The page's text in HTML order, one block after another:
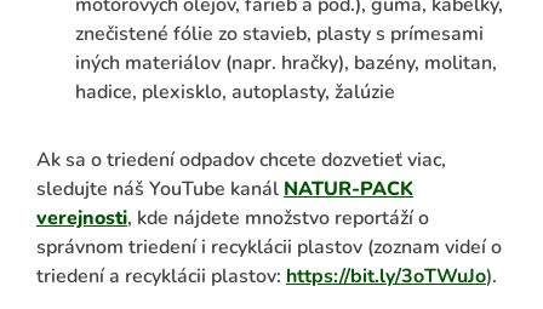
znečistené fólie zo stavieb, plasty s prímesami
iných materiálov (napr. hračky), bazény, molitan,
hadice, plexisklo, autoplasty, žalúzie
Ak sa o triedení odpadov chcete dozvetieť viac,
sledujte náš YouTube kanál NATUR-PACK
verejnosti, kde nájdete množstvo reportáží o
správnom triedení i recyklácii plastov (zoznam videí o
triedení a recyklácii plastov: https://bit.ly/3oTWuJo).